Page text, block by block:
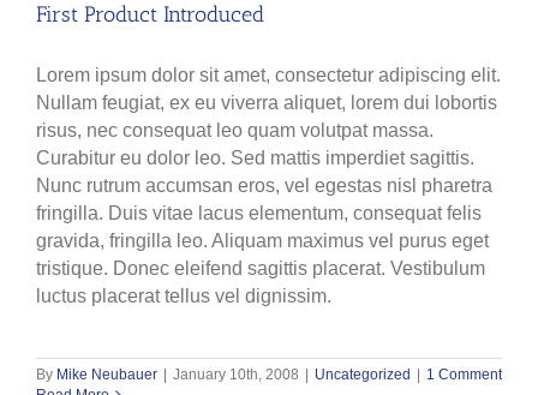
First Product Introduced
Lorem ipsum dolor sit amet, consectetur adipiscing elit.
Nullam feugiat, ex eu viverra aliquet, lorem dui lobortis
risus, nec consequat leo quam volutpat massa.
Curabitur eu dolor leo. Sed mattis imperdiet sagittis.
Nunc rutrum accumsan eros, vel egestas nisl pharetra
fringilla. Duis vitae lacus elementum, consequat felis
gravida, fringilla leo. Aliquam maximus vel purus eget
tristique. Donec eleifend sagittis placerat. Vestibulum
luctus placerat tellus vel dignissim.
By Mike Neubauer January 10th, 2008 Uncategorized
1 Comment